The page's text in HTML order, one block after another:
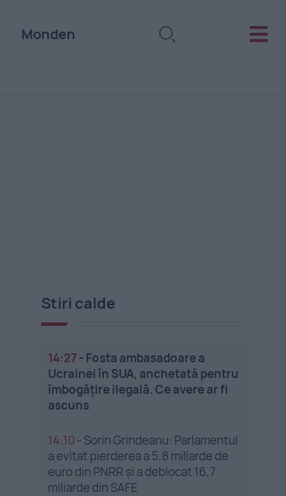
Monden
Stiri calde
14:27 - Fosta ambasadoare a
Ucrainei în SUA, anchetată pentru
îmbogățire ilegală. Ce avere ar fi
ascuns
14:10 - Sorin Grindeanu: Parlamentul
a evitat pierderea a 5,8 miliarde de
euro din PNRR și a deblocat 16,7
miliarde din SAFE